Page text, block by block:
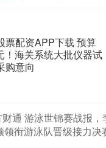
票配资APP下载 预算
！海关系统大批仪器试
购意向
财通 游泳世锦赛战报
领衔游泳队晋级接力决